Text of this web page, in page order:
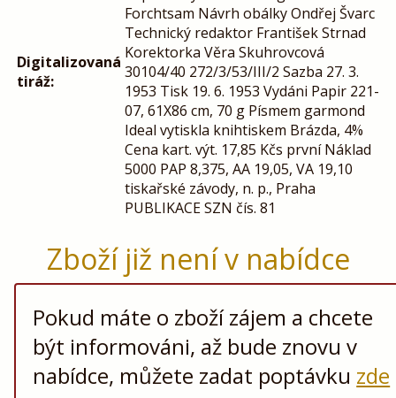
Digitalizovaná
tiráž:
Forchtsam Návrh obálky Ondřej Švarc
Technický redaktor František Strnad
Korektorka Věra Skuhrovcová
30104/40 272/3/53/III/2 Sazba 27. 3.
1953 Tisk 19. 6. 1953 Vydáni Рapir 221-
07, 61X86 cm, 70 g Písmem garmond
Ideal vytiskla knihtiskem Brázda, 4%
Cena kart. výt. 17,85 Kčs první Náklad
5000 PAP 8,375, AA 19,05, VA 19,10
tiskařské závody, n. p., Praha
PUBLIKACE SZN čís. 81
Zboží již není v nabídce
Pokud máte o zboží zájem a chcete
být informováni, až bude znovu v
nabídce, můžete zadat poptávku zde